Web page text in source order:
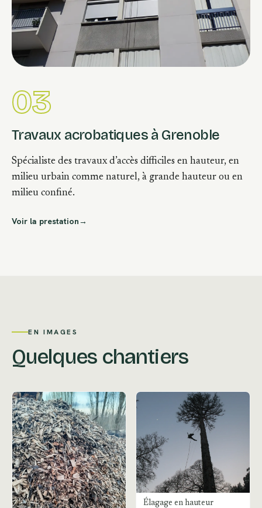
03
Travaux acrobatiques à Grenoble
Spécialiste des travaux d’accès difficiles en hauteur, en
milieu urbain comme naturel, à grande hauteur ou en
milieu confiné.
Voir la prestation→
EN IMAGES
Quelques chantiers
Élagage en hauteur